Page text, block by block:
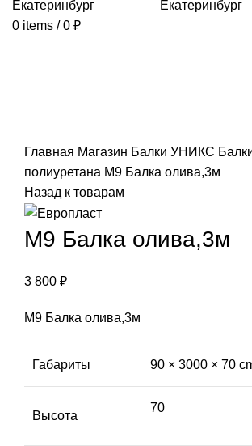
0 items / 0 ₽
Главная Магазин Балки УНИКС
полиуретана М9 Балка олива,3м
Назад к товарам
М9 Балка олива,3м
3 800 ₽
М9 Балка олива,3м
Габариты 90 × 3000 × 70
Высота
70